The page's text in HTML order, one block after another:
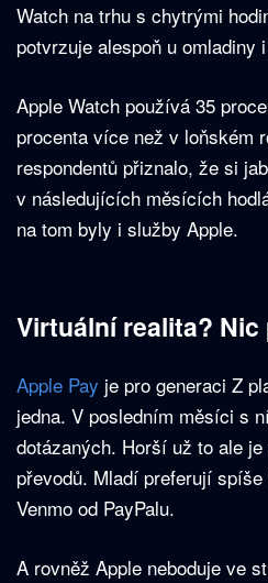
Watch na trhu s chytrými
potvrzuje alespoň u omladiny
Apple Watch používá 35
procenta více než v loňském
respondentů přiznalo, že si
v následujících měsících
na tom byly i služby Apple.
Virtuální realita? Nic
Apple Pay je pro generaci Z
jedna. V posledním měsíci s
dotázaných. Horší už to ale
převodů. Mladí preferují
Venmo od PayPalu.
A rovněž Apple neboduje ve